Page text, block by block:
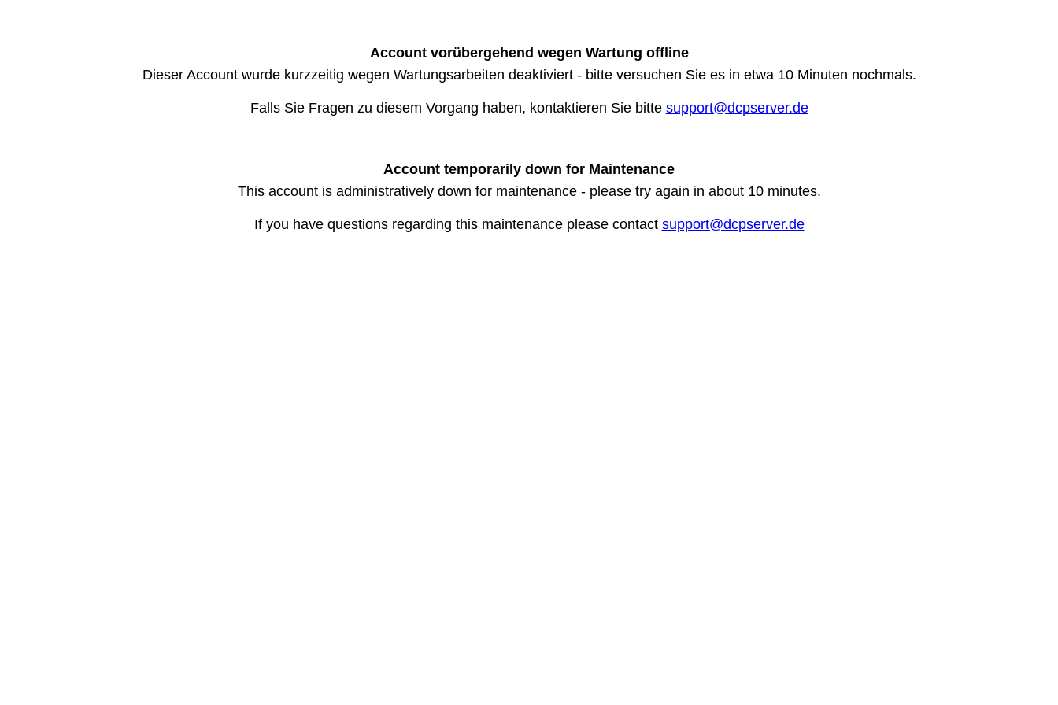
Account vorübergehend wegen Wartung offline
Dieser Account wurde kurzzeitig wegen Wartungsarbeiten deaktiviert - bitte versuchen Sie es in etwa 10 Minuten nochmals.
Falls Sie Fragen zu diesem Vorgang haben, kontaktieren Sie bitte support@dcpserver.de
Account temporarily down for Maintenance
This account is administratively down for maintenance - please try again in about 10 minutes.
If you have questions regarding this maintenance please contact support@dcpserver.de